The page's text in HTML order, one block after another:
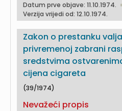
Datum prve objave: 11.10.1974.
Verzija vrijedi od: 12.10.1974.
Zakon o prestanku
privremenoj zabrani
sredstvima
cijena cigareta
(39/1974)
Nevažeći propis